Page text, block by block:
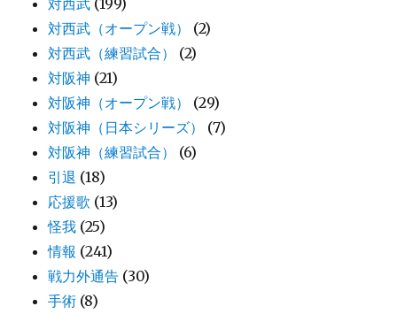
対西武 (199)
対西武（オープン戦）
(2)
対西武（練習試合）
(2)
対阪神 (21)
対阪神（オープン戦）
(29)
対阪神（日本シリーズ）
(7)
対阪神（練習試合）
(6)
引退 (18)
応援歌 (13)
怪我 (25)
情報 (241)
戦力外通告 (30)
手術 (8)